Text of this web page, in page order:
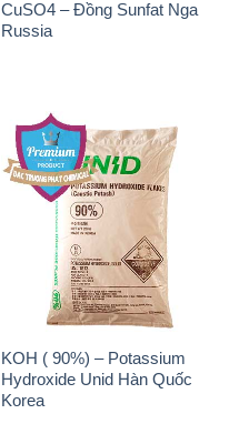
CuSO4 – Đồng Sunfat Nga
Russia
KOH ( 90%) – Potassium
Hydroxide Unid Hàn Quốc
Korea